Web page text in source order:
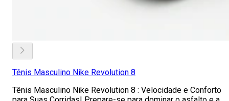
Tênis Masculino Nike Revolution 8
Tênis Masculino Nike Revolution 8 : Velocidade e Conforto